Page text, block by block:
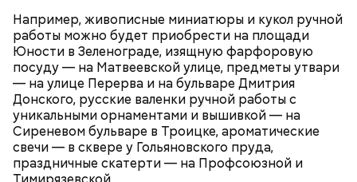
Например, живописные миниатюры и кукол ручной
работы можно будет приобрести на площади
Юности в Зеленограде, изящную фарфоровую
посуду — на Матвеевской улице, предметы утвари
— на улице Перерва и на бульваре Дмитрия
Донского, русские валенки ручной работы с
уникальными орнаментами и вышивкой — на
Сиреневом бульваре в Троицке, ароматические
свечи — в сквере у Гольяновского пруда,
праздничные скатерти — на Профсоюзной и
Читайте также:Лазертаг и эстафеты на коньках:
как отметят 23 Февраля в столичных парках